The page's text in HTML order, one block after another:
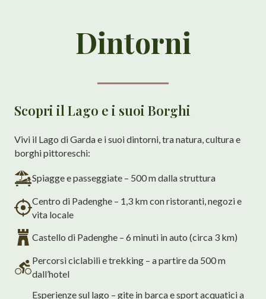
Dintorni
Scopri il Lago e i suoi Borghi
Vivi il Lago di Garda e i suoi dintorni, tra natura, cultura e
borghi pittoreschi:
Spiagge e passeggiate – 500 m dalla struttura
Centro di Padenghe – 1,3 km con ristoranti, negozi e
vita locale
Castello di Padenghe – 6 minuti in auto (circa 3 km)
Percorsi ciclabili e trekking – a partire da 500 m
dall’hotel
Esperienze sul lago – gite in barca e sport acquatici a